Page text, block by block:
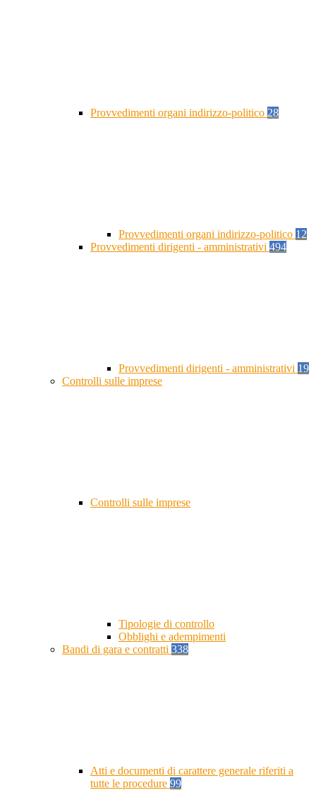
Provvedimenti organi indirizzo-politico 28
Provvedimenti organi indirizzo-politico 12
Provvedimenti dirigenti - amministrativi 494
Provvedimenti dirigenti - amministrativi 19
Controlli sulle imprese
Controlli sulle imprese
Tipologie di controllo
Obblighi e adempimenti
Bandi di gara e contratti 338
Atti e documenti di carattere generale riferiti a
tutte le procedure 99